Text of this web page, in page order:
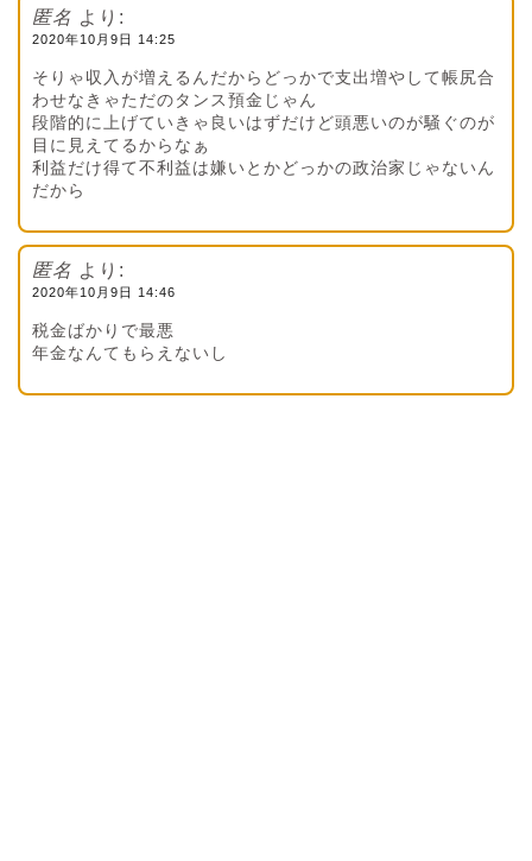
匿名 より:
2020年10月9日 14:25
そりゃ収入が増えるんだからどっかで支出増やして帳尻合
わせなきゃただのタンス預金じゃん
段階的に上げていきゃ良いはずだけど頭悪いのが騒ぐのが
目に見えてるからなぁ
利益だけ得て不利益は嫌いとかどっかの政治家じゃないん
だから
匿名 より:
2020年10月9日 14:46
税金ばかりで最悪
年金なんてもらえないし